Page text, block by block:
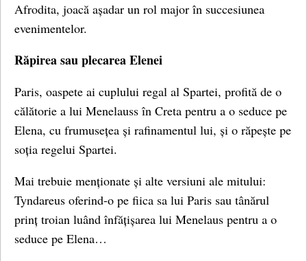
Afrodita, joacă așadar un rol major în succesiunea
evenimentelor.
Răpirea sau plecarea Elenei
Paris, oaspete ai cuplului regal al Spartei, profită de o
călătorie a lui Menelauss în Creta pentru a o seduce pe
Elena, cu frumusețea și rafinamentul lui, și o răpește pe
soția regelui Spartei.
Mai trebuie menționate și alte versiuni ale mitului:
Tyndareus oferind-o pe fiica sa lui Paris sau tânărul
prinț troian luând înfățișarea lui Menelaus pentru a o
seduce pe Elena…